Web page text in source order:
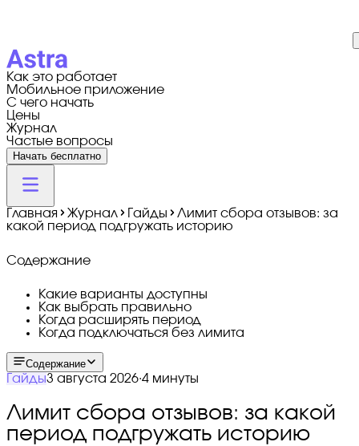
Как это работает
Мобильное приложение
С чего начать
Цены
Журнал
Частые вопросы
Начать бесплатно
Главная Журнал Гайды
Лимит сбора отзывов: за
какой период подгружать историю
Содержание
Какие варианты доступны
Как выбрать правильно
Когда расширять период
Когда подключаться без лимита
Содержание
Гайды3 августа 2026·4 минуты
Лимит сбора отзывов: за какой
период подгружать историю